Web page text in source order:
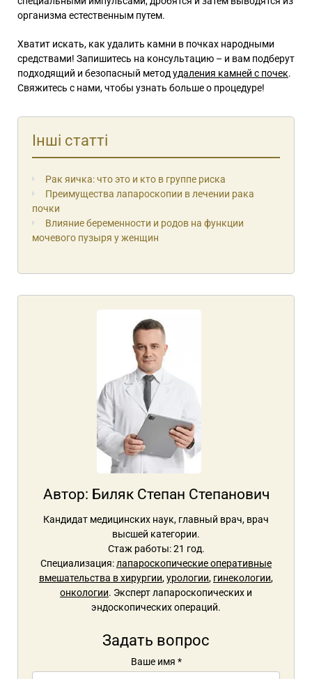
организма естественным путем.
Хватит искать, как удалить камни в почках народными
средствами! Запишитесь на консультацию – и вам подберут
подходящий и безопасный методудаления камней с почек.
Свяжитесь с нами, чтобы узнать больше о процедуре!
Інші статті
Рак яичка: что это и кто в группе риска
Преимущества лапароскопии в лечении рака
почки
Влияние беременности и родов на функции
мочевого пузыря у женщин
Автор: Биляк Степан Степанович
Кандидат медицинских наук, главный врач, врач
высшей категории.
Стаж работы: 21 год.
Специализация:лапароскопические оперативные
вмешательства в хирургии,урологии, гинекологии,
онкологии. Эксперт лапароскопических и
эндоскопических операций.
Задать вопрос
Ваше имя *